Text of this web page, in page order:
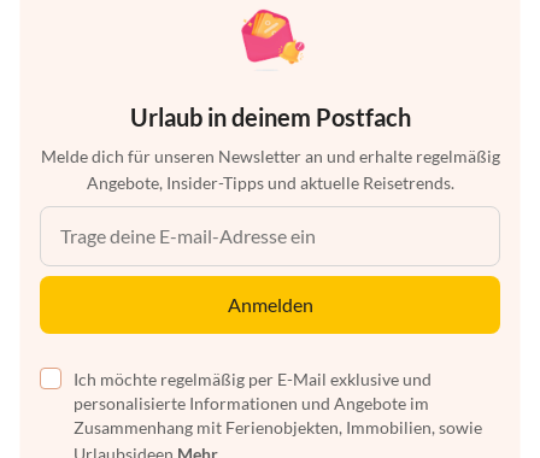
Urlaub in deinem Postfach
Melde dich für unseren Newsletter an und erhalte regelmäßig
Angebote, Insider-Tipps und aktuelle Reisetrends.
Anmelden
Ich möchte regelmäßig per E-Mail exklusive und
personalisierte Informationen und Angebote im
Zusammenhang mit Ferienobjekten, Immobilien, sowie